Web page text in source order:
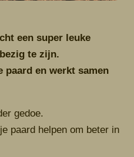
een super leuke
te zijn.
en werkt samen
gedoe.
paard helpen om beter in